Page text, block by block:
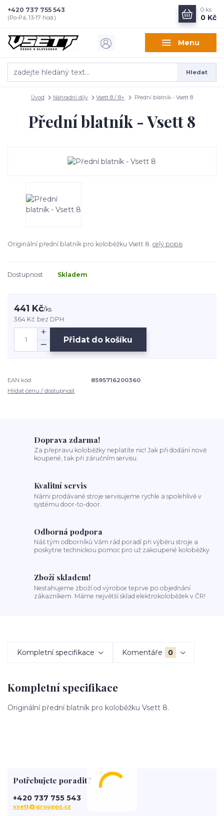
Menu
Hledat
+420 737 755 543
(Po-Pá, 13-17 hod.)
0 ks
0 Kč
Úvod Náhradní díly Vsett 8 / 8+ Přední blatník - Vsett 8
Přední blatník - Vsett 8
Originální přední blatník pro koloběžku Vsett 8. celý popis
Dostupnost Skladem
441 Kč/ks
364 Kč bez DPH
Přidat do košíku
EAN kód:
8595716200360
Hlídat cenu / dostupnost
Doprava zdarma!
Za přepravu koloběžky neplatíte nic! Jak při dodání nově
koupené, tak při záručním servisu.
Kvalitní servis
Námi prodávané stroje servisujeme rychle a spolehlivě v
systému door-to-door.
Odborná podpora
Náš tým odborníků Vám rád poradí při výběru stroje a
poskytne technickou pomoc pro už zakoupené koloběžky.
Zboží skladem!
Nestahujeme zboží od výrobce teprve po objednání
zákazníkem. Máme největší sklad elektrokoloběžek v ČR!
Kompletní specifikace Komentáře 0
Kompletní specifikace
Originální přední blatník pro koloběžku Vsett 8.
Potřebujete poradit?
+420 737 755 543
vsett@grouppz.cz